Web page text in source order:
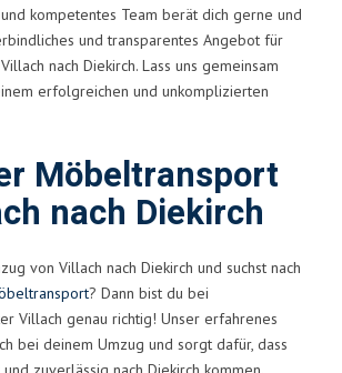
kompetentes Team berät dich gerne und
und transparentes Angebot für
nach Diekirch. Lass uns gemeinsam
erfolgreichen und unkomplizierten
Möbeltransport
nach Diekirch
von Villach nach Diekirch und suchst nach
? Dann bist du bei
Villach genau richtig! Unser erfahrenes
bei deinem Umzug und sorgt dafür, dass